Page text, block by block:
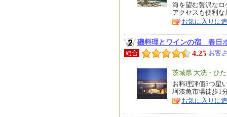
リ
ア
特
徴
海を望む贅沢な
アクセスも便利な
お気に入りに
磯料理とワインの宿 春日
総合 4.25 お客
エ
リ
ア
茨城県 大洗・ひ
特
徴
お料理評価5つ星
珂湊魚市場徒歩1
お気に入りに